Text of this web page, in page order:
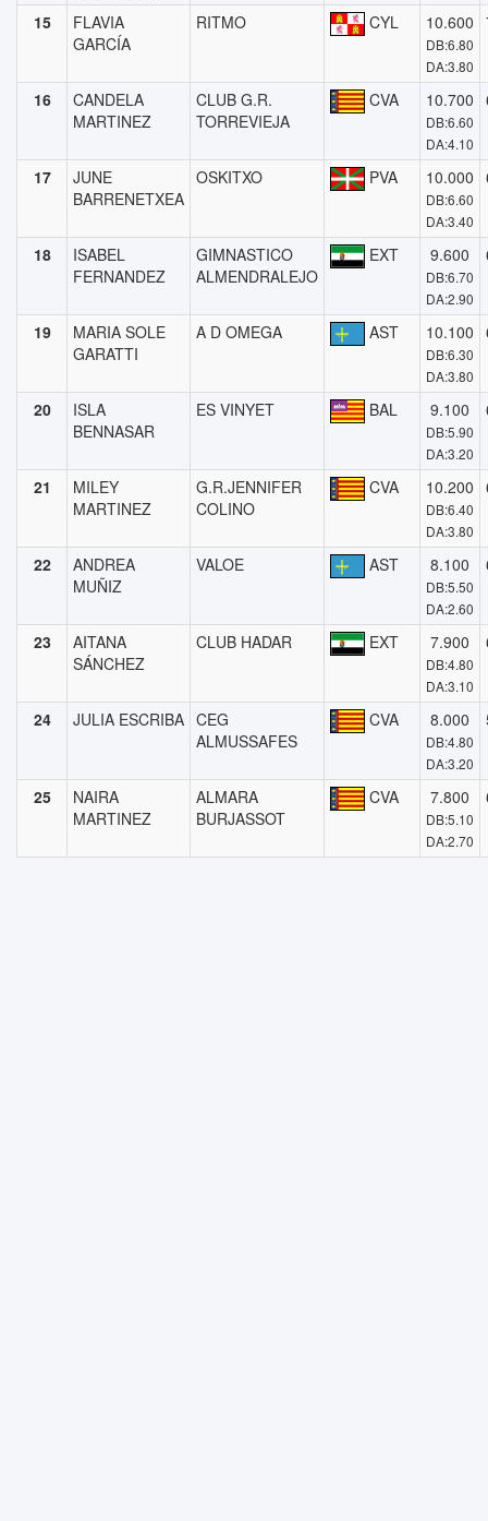
15
FLAVIA
GARCÍA
RITMO CYL 10.600
DB:6.80
DA:3.80
16
CANDELA
MARTINEZ
CLUB G.R.
TORREVIEJA
CVA 10.700
DB:6.60
DA:4.10
17
JUNE
BARRENETXEA
OSKITXO PVA 10.000
DB:6.60
DA:3.40
18
ISABEL
FERNANDEZ
GIMNASTICO
ALMENDRALEJO
EXT 9.600
DB:6.70
DA:2.90
19
MARIA SOLE
GARATTI
A D OMEGA AST 10.100
DB:6.30
DA:3.80
20
ISLA
BENNASAR
ES VINYET BAL 9.100
DB:5.90
DA:3.20
21
MILEY
MARTINEZ
G.R.JENNIFER
COLINO
CVA 10.200
DB:6.40
DA:3.80
22
ANDREA
MUÑIZ
VALOE AST 8.100
DB:5.50
DA:2.60
23
AITANA
SÁNCHEZ
CLUB HADAR EXT 7.900
DB:4.80
DA:3.10
24 JULIA ESCRIBA CEG
ALMUSSAFES
CVA 8.000
DB:4.80
DA:3.20
25
NAIRA
MARTINEZ
ALMARA
BURJASSOT
CVA 7.800
DB:5.10
DA:2.70